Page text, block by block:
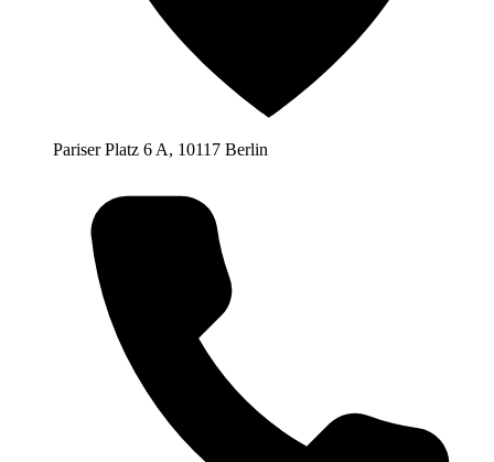
Pariser Platz 6 A, 10117 Berlin